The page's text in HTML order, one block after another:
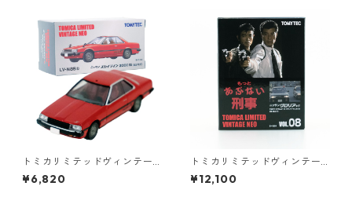
トミカリミテッドヴィンテー
ジネオ LV-N85b ニッサン スカ
イライン 2000 RS 82年式 #3
¥6,820
トミカリミテッドヴィンテー
ジネオ もっと あぶない刑事 V
OL.08 ニッサン グロリア HT
¥12,100